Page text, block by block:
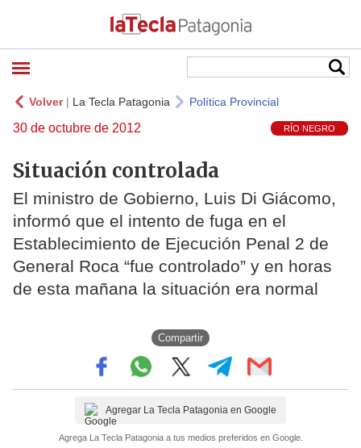
Volver| La Tecla Patagonia Política Provincial
30 de octubre de 2012 RÍO NEGRO
Situación controlada
El ministro de Gobierno, Luis Di Giácomo,
informó que el intento de fuga en el
Establecimiento de Ejecución Penal 2 de
General Roca “fue controlado” y en horas
de esta mañana la situación era normal
Compartir
Agregar La Tecla Patagonia en Google
Agrega La Tecla Patagonia a tus medios preferidos en Google.